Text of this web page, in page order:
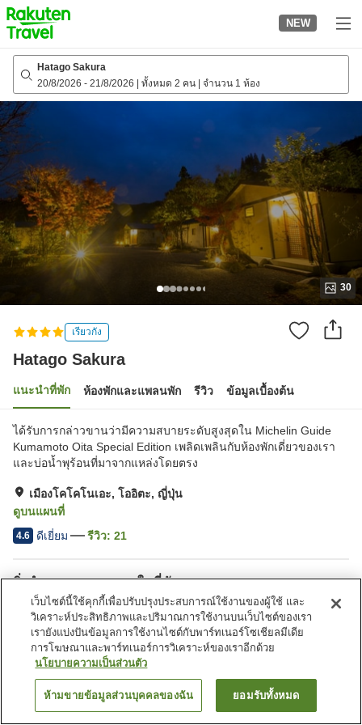
to
top
page
NEW
Hatago Sakura
20/8/2026 - 21/8/2026 ทั้งหมด 2 คน จำนวน 1 ห้อง
30
เรียวกัง
Hatago Sakura
แนะนำที่พัก ห้องพักและแพลนพัก รีวิว ข้อมูลเบื้องต้น
ได้รับการกล่าวขานว่ามีความสบายระดับสูงสุดใน Michelin Guide
Kumamoto Oita Special Edition เพลิดเพลินกับห้องพักเดี่ยวของเรา
และบ่อน้ำพุร้อนที่มาจากแหล่งโดยตรง
เมืองโคโคโนเอะ, โออิตะ, ญี่ปุ่น
ดูบนแผนที่
4.6 ดีเยี่ยม รีวิว: 21
สิ่งอำนวยความสะดวกในที่พัก
ร้านอาหาร
ห้องอาหารส่วนตัว
เลานจ์
พื้นที่นอกห้องพักรองรับสัตว์
เลี้ยง
หน้าแรก ญี่ปุ่น โออิตะ เมืองโคโคโนเอะ Hatago Sakura
ค้นหาห้องพัก
เว็บไซต์นี้ใช้คุกกี้เพื่อปรับปรุงประสบการณ์ใช้งานของผู้ใช้ และ
วิเคราะห์ประสิทธิภาพและปริมาณการใช้งานบนเว็บไซต์ของเรา
เรายังแบ่งปันข้อมูลการใช้งานไซต์กับพาร์ทเนอร์โซเชียลมีเดีย
การโฆษณาและพาร์ทเนอร์การวิเคราะห์ของเราอีกด้วย
นโยบายความเป็นส่วนตัว
ห้ามขายข้อมูลส่วนบุคคลของฉัน ยอมรับทั้งหมด